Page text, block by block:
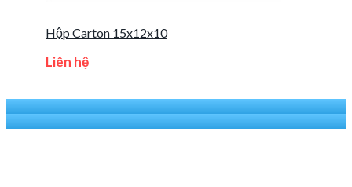
Hộp Carton 15x12x10
Liên hệ